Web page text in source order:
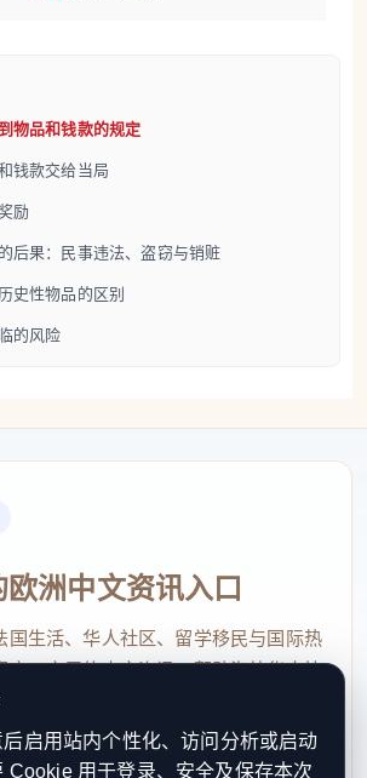
履行这一手续。
告栏发布拾得通知，按《民法典》
只做概要描述，以防虚假认领。通
日各发布至少三天。合法失主可在
。
认领，根据《民法典》第929条，
归拾得人所有。但无论是新所有人
与奖励
品，将获得《民法典》第930条及
支付法定奖励：
欧元的，奖励为10%；
十分之一）计算。
照下表：
物品和钱款的规定
钱款交给当局
励
后果：民事违法、盗窃与销赃
史性物品的区别
的风险
洲中文资讯入口
国生活、华人社区、留学移民与国际热
实、实用的中文资讯，帮助海外华人快
启用站内个性化、访问分析或启动
Cookie 用于登录、安全及保存本次